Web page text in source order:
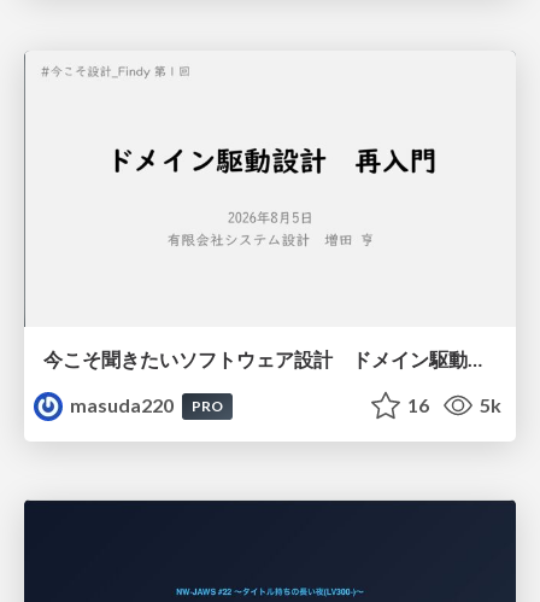
今こそ聞きたいソフトウェア設計 ドメイン駆動設計再入門
masuda220
PRO 16 5k